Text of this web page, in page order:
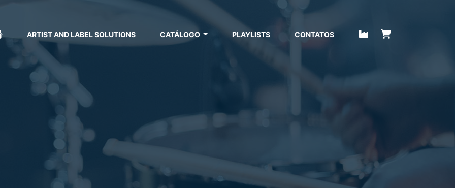
ARTIST AND LABEL SOLUTIONS CATÁLOGO PLAYLISTS CONTATOS